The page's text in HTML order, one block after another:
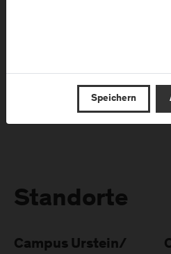
Standorte
Campus Urstein/
Speichern